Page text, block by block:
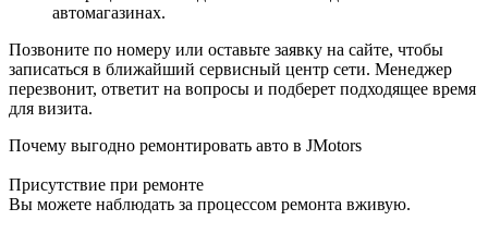
автомагазинах.
Позвоните по номеру или оставьте заявку на сайте, чтобы
записаться в ближайший сервисный центр сети. Менеджер
перезвонит, ответит на вопросы и подберет подходящее время
для визита.
Почему выгодно ремонтировать авто в JMotors
Присутствие при ремонте
Вы можете наблюдать за процессом ремонта вживую.